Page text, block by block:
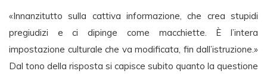
«Innanzitutto sulla cattiva informazione, che crea stupidi
pregiudizi e ci dipinge come macchiette. È l’intera
impostazione culturale che va modificata, fin dall’istruzione.»
Dal tono della risposta si capisce subito quanto la questione